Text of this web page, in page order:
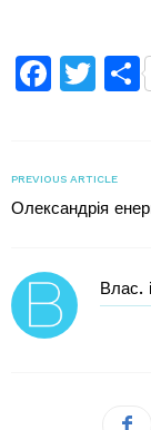
PREVIOUS ARTICLE
Олександрія
Влас.